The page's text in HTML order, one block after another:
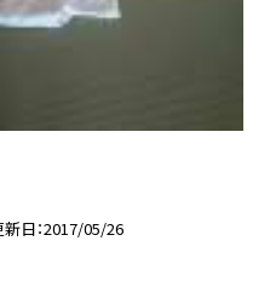
新日 2017/05/26